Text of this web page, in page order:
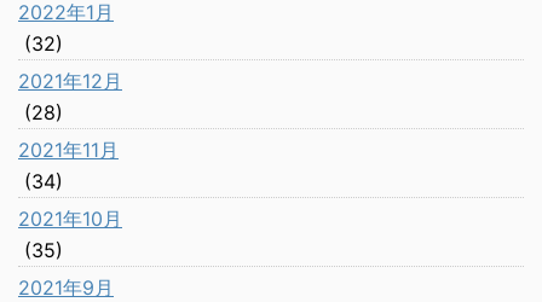
2022年1月
(32)
2021年12月
(28)
2021年11月
(34)
2021年10月
(35)
2021年9月